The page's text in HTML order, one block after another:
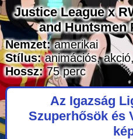
Justice League x
and Huntsmen
Nemzet: amerikai
Stílus: animációs,akció,
Hossz: 75perc
Az Igazság
Szuperhősök és